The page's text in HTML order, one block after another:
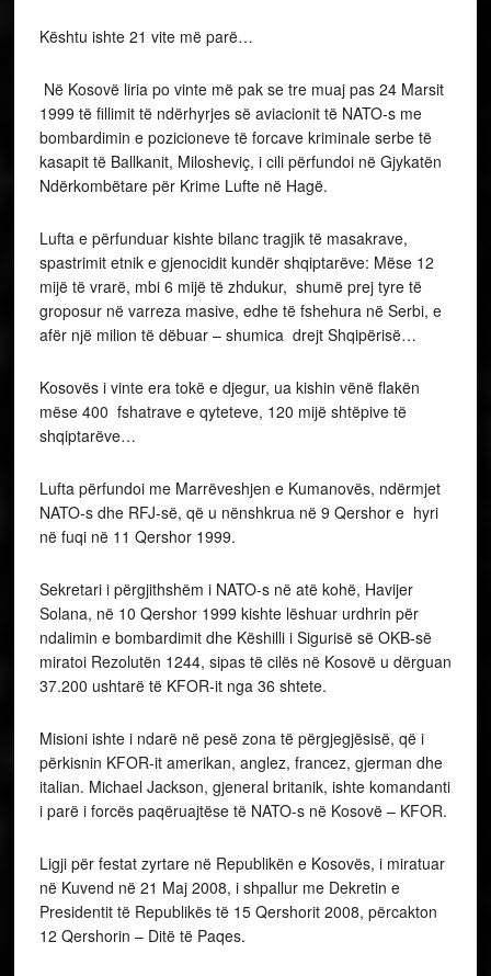
Kështu ishte 21 vite më parë…
Në Kosovë liria po vinte më pak se tre muaj pas 24 Marsit
1999 të fillimit të ndërhyrjes së aviacionit të NATO-s me
bombardimin e pozicioneve të forcave kriminale serbe të
kasapit të Ballkanit, Milosheviç, i cili përfundoi në Gjykatën
Ndërkombëtare për Krime Lufte në Hagë.
Lufta e përfunduar kishte bilanc tragjik të masakrave,
spastrimit etnik e gjenocidit kundër shqiptarëve: Mëse 12
mijë të vrarë, mbi 6 mijë të zhdukur, shumë prej tyre të
groposur në varreza masive, edhe të fshehura në Serbi, e
afër një milion të dëbuar – shumica drejt Shqipërisë…
Kosovës i vinte era tokë e djegur, ua kishin vënë flakën
mëse 400 fshatrave e qyteteve, 120 mijë shtëpive të
shqiptarëve…
Lufta përfundoi me Marrëveshjen e Kumanovës, ndërmjet
NATO-s dhe RFJ-së, që u nënshkrua në 9 Qershor e hyri
në fuqi në 11 Qershor 1999.
Sekretari i përgjithshëm i NATO-s në atë kohë, Havijer
Solana, në 10 Qershor 1999 kishte lëshuar urdhrin për
ndalimin e bombardimit dhe Këshilli i Sigurisë së OKB-së
miratoi Rezolutën 1244, sipas të cilës në Kosovë u dërguan
37.200 ushtarë të KFOR-it nga 36 shtete.
Misioni ishte i ndarë në pesë zona të përgjegjësisë, që i
përkisnin KFOR-it amerikan, anglez, francez, gjerman dhe
italian. Michael Jackson, gjeneral britanik, ishte komandanti
i parë i forcës paqëruajtëse të NATO-s në Kosovë – KFOR.
Ligji për festat zyrtare në Republikën e Kosovës, i miratuar
në Kuvend në 21 Maj 2008, i shpallur me Dekretin e
Presidentit të Republikës të 15 Qershorit 2008, përcakton
12 Qershorin – Ditë të Paqes.